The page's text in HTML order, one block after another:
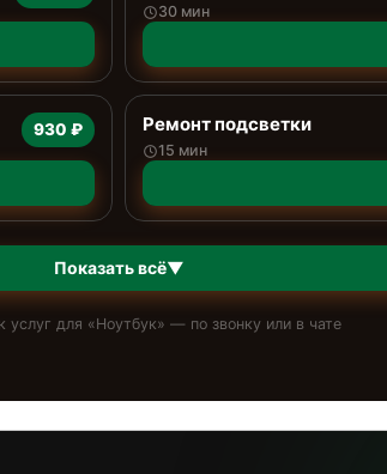
30 мин
930 ₽ Ремонт подсветки
15 мин
Показать всё▼
услуг для «Ноутбук» — по звонку или в чате